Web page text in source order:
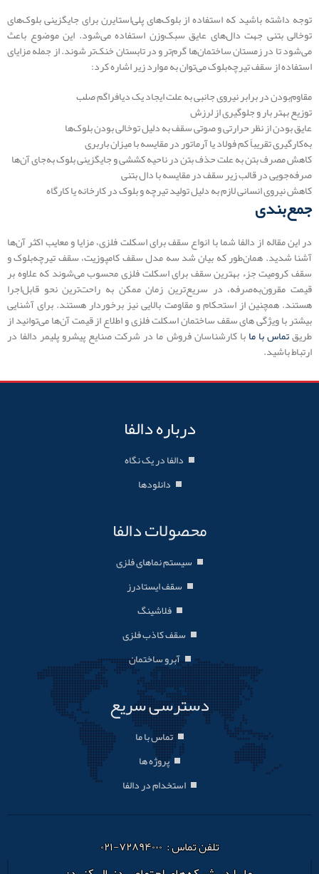
توجه داشته باشید که استفاده از بلوک‌های پلی‌استایرن برای جایگزینی بلوک‌های
توخالی بتنی جهت دال‌های عایق سبک‌وزن استفاده می‌شود. این موضوع باعث
می‌شود تا در زمستان ساختمان‌ها گرم‌تر و در تابستان خنک‌تر شوند. از جمله مزایای
استفاده از سقف تیرچه‌بلوک می‌توان به موارد زیر اشاره کرد:
مقاوم‌بودن در برابر نیروی جانبی به علت ایجاد یک دیافراگم صلب
توزیع بهتر بار و جلوگیری از لرزش
عایق بودن از نظر حرارتی و صوتی سقف به دلیل توخالی بودن بلوک‌ها
به‌کارگیری تقریباً کم فولاد یا آرماتور در مقایسه با میزان باربری
کاهش مصرف بتن به علت حذف بتن در ناحیه کششی و جایگزینی بلوک به‌جای آن‌ها
صرفه‌جویی در قالب زیر سقف در مقایسه با دال بتنی
کاهش نیروی انسانی لازم به دلیل تولید تیرچه و بلوک در کارخانه یا کارگاه
جمع‌بندی
در این مقاله از دالفا شما با انواع سقف برای اسکلت فلزی، مزایا و معایب اکثر آن‌ها
آشنا شدید. همان‌طور که بیان شد سه مدل سقف کامپوزیت، سقف تیرچه‌بلوک و
سقف کرومیت جزء بهترین سقف برای اسکلت فلزی محسوب می‌شوند که علاوه بر
قیمت مقرون‌به‌صرفه، در سریع‌ترین زمان ممکن به راحت‌ترین نحو قابل‌اجرا
هستند. همچنین از استحکام و مقاومت بالایی نیز برخوردار هستند. برای آشنایی
بیشتر با ویژگی های سقف ساختمان اسکلت فلزی و اطلاع از قیمت آن‌ها می‌توانید از
طریقتماس با مابا کارشناسان فروش ما در شرکت صنایع پیشرو پلیمر دالفا در
ارتباط باشید.
درباره دالفا
دالفا در یک نگاه
دانلودها
محصولات دالفا
سیستم نماهای فلزی
سقف ایستادرز
فلاشینگ
سقف کاذب فلزی
آبرو ساختمان
دسترسی سریع
تماس با ما
پروژه ها
استخدام در دالفا
تلفن تماس : ۷۲۸۹۴۰۰۰-۰۲۱